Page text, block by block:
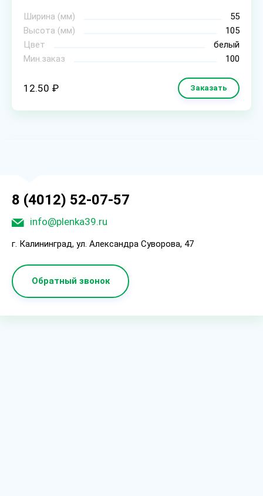
Ширина (мм)
55
Высота (мм)
105
Цвет
белый
Мин.заказ
100
12.50 ₽ Заказать
8 (4012) 52-07-57
info@plenka39.ru
г. Калининград, ул. Александра Суворова, 47
Обратный звонок